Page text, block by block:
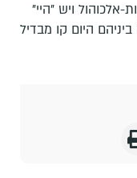
אלכוהול ויש "היי"
היום קו מבדיל